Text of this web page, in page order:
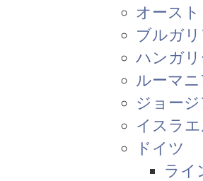
オース
ブルガ
ハンガ
ルーマ
ジョー
イスラ
ドイツ
ライ